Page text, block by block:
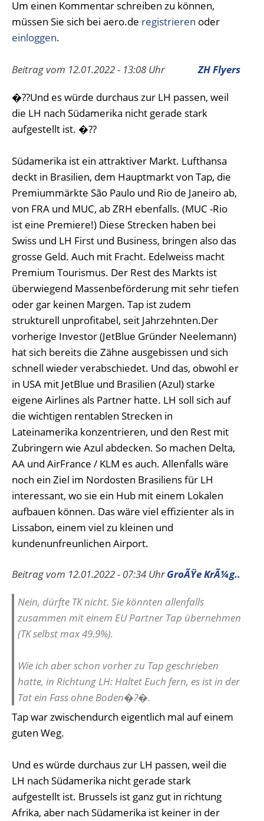
Um einen Kommentar schreiben zu können,
müssen Sie sich bei aero.de registrieren oder
einloggen.
Beitrag vom 12.01.2022 - 13:08 Uhr ZH Flyers
�??Und es würde durchaus zur LH passen, weil
die LH nach Südamerika nicht gerade stark
aufgestellt ist. �??
Südamerika ist ein attraktiver Markt. Lufthansa
deckt in Brasilien, dem Hauptmarkt von Tap, die
Premiummärkte São Paulo und Rio de Janeiro ab,
von FRA und MUC, ab ZRH ebenfalls. (MUC -Rio
ist eine Premiere!) Diese Strecken haben bei
Swiss und LH First und Business, bringen also das
grosse Geld. Auch mit Fracht. Edelweiss macht
Premium Tourismus. Der Rest des Markts ist
überwiegend Massenbeförderung mit sehr tiefen
oder gar keinen Margen. Tap ist zudem
strukturell unprofitabel, seit Jahrzehnten.Der
vorherige Investor (JetBlue Gründer Neelemann)
hat sich bereits die Zähne ausgebissen und sich
schnell wieder verabschiedet. Und das, obwohl er
in USA mit JetBlue und Brasilien (Azul) starke
eigene Airlines als Partner hatte. LH soll sich auf
die wichtigen rentablen Strecken in
Lateinamerika konzentrieren, und den Rest mit
Zubringern wie Azul abdecken. So machen Delta,
AA und AirFrance / KLM es auch. Allenfalls wäre
noch ein Ziel im Nordosten Brasiliens für LH
interessant, wo sie ein Hub mit einem Lokalen
aufbauen können. Das wäre viel effizienter als in
Lissabon, einem viel zu kleinen und
kundenunfreunlichen Airport.
Beitrag vom 12.01.2022 - 07:34 UhrGroÃŸe KrÃ¼g..
Nein, dürfte TK nicht. Sie könnten allenfalls
zusammen mit einem EU Partner Tap übernehmen
(TK selbst max 49.9%).
Wie ich aber schon vorher zu Tap geschrieben
hatte, in Richtung LH: Haltet Euch fern, es ist in der
Tat ein Fass ohne Boden�?�.
Tap war zwischendurch eigentlich mal auf einem
guten Weg.
Und es würde durchaus zur LH passen, weil die
LH nach Südamerika nicht gerade stark
aufgestellt ist. Brussels ist ganz gut in richtung
Afrika, aber nach Südamerika ist keiner in der